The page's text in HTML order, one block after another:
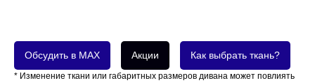
Обсудить в MAX Акции Как выбрать ткань?
* Изменение ткани или габаритных размеров дивана может повлиять